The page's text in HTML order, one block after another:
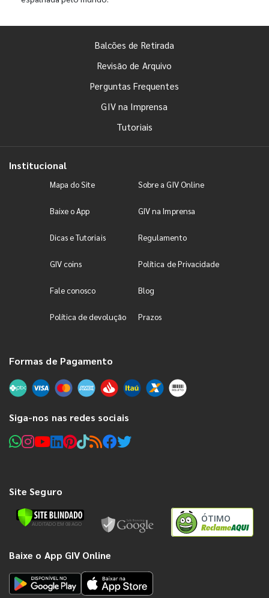
Balcões de Retirada
Revisão de Arquivo
Perguntas Frequentes
GIV na Imprensa
Tutoriais
Institucional
Mapa do Site Sobre a GIV Online
Baixe o App GIV na Imprensa
Dicas e Tutoriais Regulamento
GIV coins Política de Privacidade
Fale conosco Blog
Política de devolução Prazos
Formas de Pagamento
Siga-nos nas redes sociais
Site Seguro
ÓTIMO
Baixe o App GIV Online